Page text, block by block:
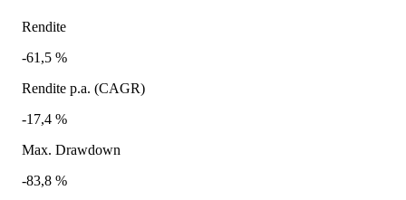
Rendite
-61,5 %
Rendite p.a. (CAGR)
-17,4 %
Max. Drawdown
-83,8 %